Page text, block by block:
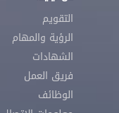
التقويم
الرؤية والمهام
الشهادات
فريق العمل
الوظائف